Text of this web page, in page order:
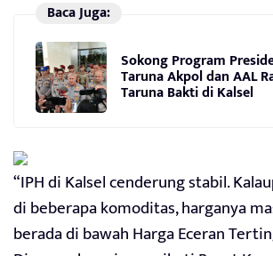
Baca Juga:
Sokong Program
Taruna Akpol dan AAL
Taruna Bakti di Kalsel
“IPH di Kalsel cenderung stabil.
di beberapa komoditas, harganya
berada di bawah Harga Eceran